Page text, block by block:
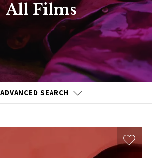
All Films
ADVANCED SEARCH